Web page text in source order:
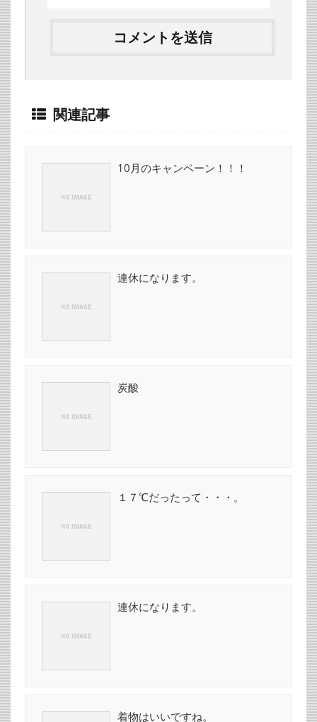
関連記事
10月のキャンペーン！！！
連休になります。
炭酸
１７℃だったって・・・。
連休になります。
着物はいいですね。